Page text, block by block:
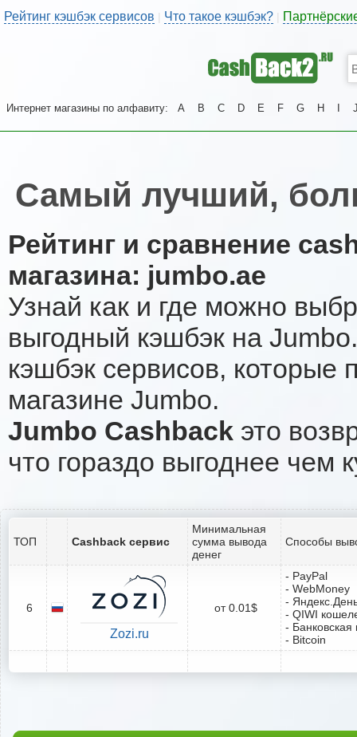
Рейтинг кэшбэк сервисов | Что такое кэшбэк?
Интернет магазины по алфавиту: A B C D E F G H
Самый лучший,
Рейтинг и сравнение
магазина: jumbo.ae
Узнай как и где можно
выгодный кэшбэк на
кэшбэк сервисов, которые
магазине Jumbo.
Jumbo Cashback это
что гораздо выгоднее чем
ТОП Cashback сервис
Минимальная
сумма вывода
денег
Способы
6
Zozi.ru
от 0.01$
- PayPal
- WebMoney
-
- QIWI
- Банковская
- Bitcoin